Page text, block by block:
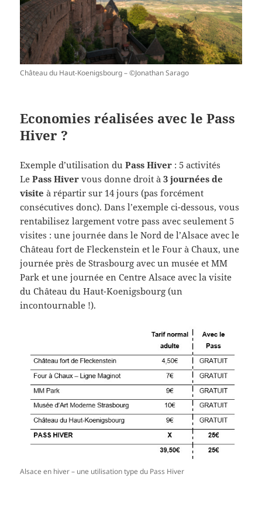
Château du Haut-Koenigsbourg – ©Jonathan Sarago
Economies réalisées avec le Pass
Hiver ?
Exemple d’utilisation duPass Hiver : 5 activités
LePass Hiver vous donne droit à3 journées de
visite à répartir sur 14 jours (pas forcément
consécutives donc). Dans l’exemple ci-dessous, vous
rentabilisez largement votre pass avec seulement 5
visites : une journée dans le Nord de l’Alsace avec le
Château fort de Fleckenstein et le Four à Chaux, une
journée près de Strasbourg avec un musée et MM
Park et une journée en Centre Alsace avec la visite
du Château du Haut-Koenigsbourg (un
incontournable !).
Alsace en hiver – une utilisation type du Pass Hiver